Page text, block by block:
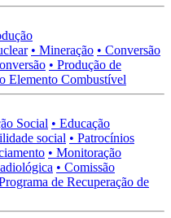
• Mineração • Conversão
• Produção de
Elemento Combustível
Social • Educação
social • Patrocínios
• Monitoração
• Comissão
de Recuperação de